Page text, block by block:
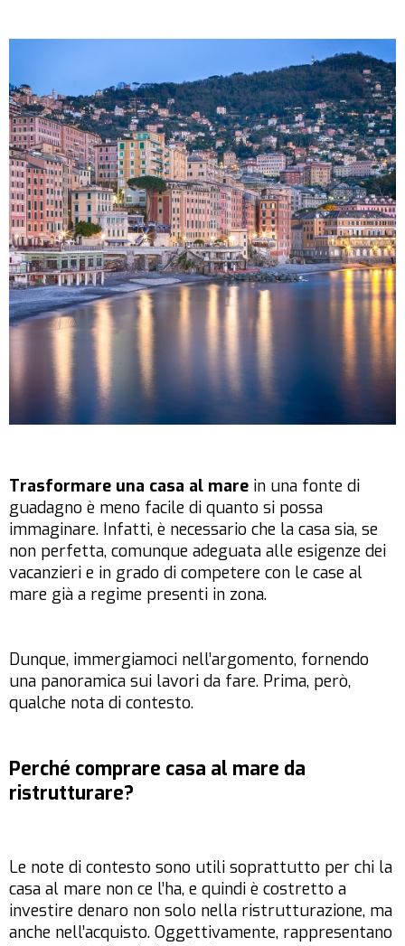
Trasformare una casa al mare in una fonte di
guadagno è meno facile di quanto si possa
immaginare. Infatti, è necessario che la casa sia, se
non perfetta, comunque adeguata alle esigenze dei
vacanzieri e in grado di competere con le case al
mare già a regime presenti in zona.
Dunque, immergiamoci nell’argomento, fornendo
una panoramica sui lavori da fare. Prima, però,
qualche nota di contesto.
Perché comprare casa al mare da
ristrutturare?
Le note di contesto sono utili soprattutto per chi la
casa al mare non ce l’ha, e quindi è costretto a
investire denaro non solo nella ristrutturazione, ma
anche nell’acquisto. Oggettivamente, rappresentano